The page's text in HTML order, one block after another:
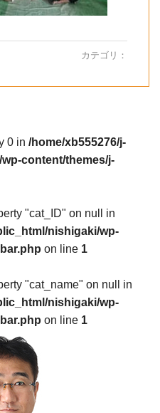
カテゴリ：
0 in /home/xb555276/j-
content/themes/j-
"cat_ID" on null in
nishigaki/wp-
on line 1
"cat_name" on null in
nishigaki/wp-
on line 1